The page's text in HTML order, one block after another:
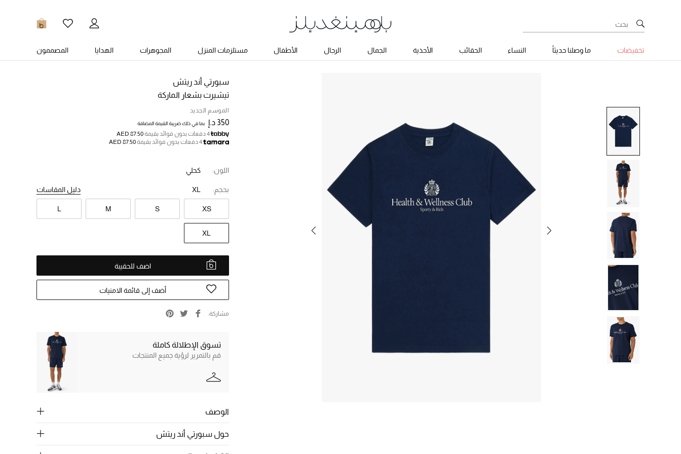
0
تخفيضات ما وصلنا حديثاً النساء الحقائب الأحذية الجمال الرجال الأطفال مستلزمات المنزل المجوهرات الهدايا المصممون
سبورتي أند ريتش
تيشيرت بشعار الماركة
الموسم الجديد
350 د.إ بما في ذلك ضريبة القيمة المضافة
4 دفعات بدون فوائد بقيمة
AED 87.50
4 دفعات بدون فوائد بقيمة
AED 87.50
اللون: كحلي
بحجم: XL دليل المقاسات
XS
S
M
L
XL
اضف للحقيبة
أضف إلى قائمة الامنيات
مشاركة
تسوق الإطلالة كاملة
قم بالتمرير لرؤية جميع المنتجات
الوصف
حول سبورتي أند ريتش